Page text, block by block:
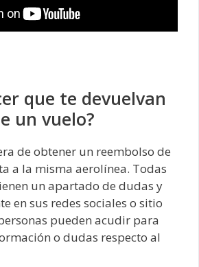
que te devuelvan
un vuelo?
de obtener un reembolso de
a la misma aerolínea. Todas
un apartado de dudas y
en sus redes sociales o sitio
pueden acudir para
o dudas respecto al